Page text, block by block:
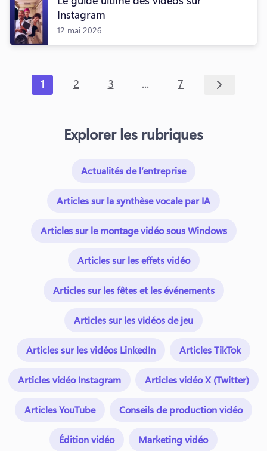
Instagram
12 mai 2026
1 2 3 ... 7
Explorer les rubriques
Actualités de l’entreprise
Articles sur la synthèse vocale par IA
Articles sur le montage vidéo sous Windows
Articles sur les effets vidéo
Articles sur les fêtes et les événements
Articles sur les vidéos de jeu
Articles sur les vidéos LinkedIn Articles TikTok
Articles vidéo Instagram Articles vidéo X (Twitter)
Articles YouTube Conseils de production vidéo
Édition vidéo Marketing vidéo